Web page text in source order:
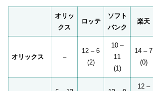
オリッ
クス
ロッテ
ソフト
バンク
楽天
オリックス –
12 – 6
(2)
10 –
11
(1)
14 – 7
(0)
12 –